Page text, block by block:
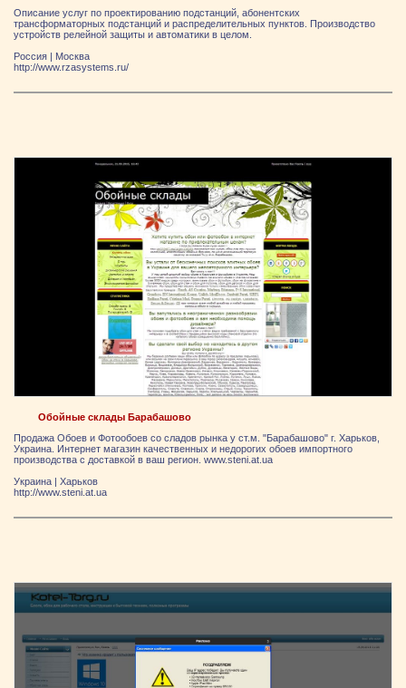
Описание услуг по проектированию подстанций, абонентских
трансформаторных подстанций и распределительных пунктов. Производство
устройств релейной защиты и автоматики в целом.
Россия
Москва
http://www.rzasystems.ru/
Обойные склады Барабашово
Продажа Обоев и Фотообоев со сладов рынка у ст.м. "Барабашово" г. Харьков,
Украина. Интернет магазин качественных и недорогих обоев импортного
производства с доставкой в ваш регион. www.steni.at.ua
Украина | Харьков
http://www.steni.at.ua